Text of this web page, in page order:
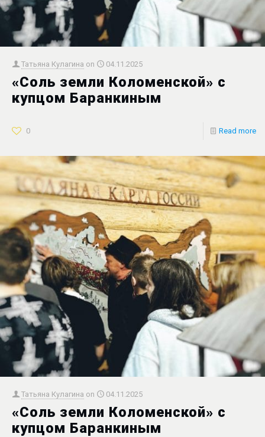
Татьяна Кулагина on 04.11.2025
«Соль земли Коломенской» с
купцом Баранкиным
0 Read more
Татьяна Кулагина on 04.11.2025
«Соль земли Коломенской» с
купцом Баранкиным